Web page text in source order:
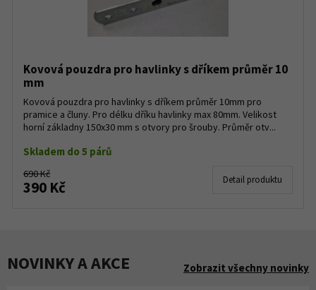
Kovová pouzdra pro havlinky s dříkem průměr 10
mm
Kovová pouzdra pro havlinky s dříkem průměr 10mm pro
pramice a čluny. Pro délku dříku havlinky max 80mm. Velikost
horní základny 150x30 mm s otvory pro šrouby. Průměr otv...
Skladem do 5 párů
690 Kč
390 Kč Detail produktu
NOVINKY A AKCE Zobrazit všechny novinky